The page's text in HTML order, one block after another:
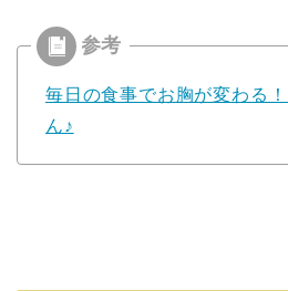
毎日の食事でお胸が変わる
ん♪